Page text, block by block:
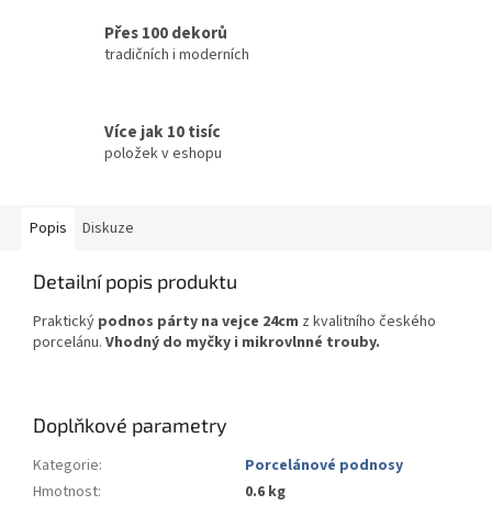
Přes 100 dekorů
tradičních i moderních
Více jak 10 tisíc
položek v eshopu
Popis Diskuze
Detailní popis produktu
Praktický podnos párty na vejce 24cm z kvalitního českého
porcelánu. Vhodný do myčky i mikrovlnné trouby.
Doplňkové parametry
Kategorie:
Porcelánové podnosy
Hmotnost:
0.6 kg